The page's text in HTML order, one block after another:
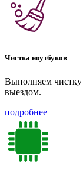
Чистка ноутбуков
Выполняем
выездом.
подробнее